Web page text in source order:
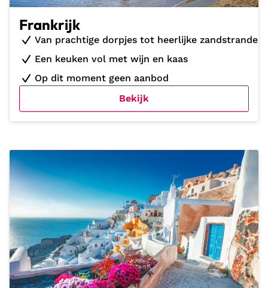
Frankrijk
Van prachtige dorpjes tot heerlijke zandstranden
Een keuken vol met wijn en kaas
Op dit moment geen aanbod
Bekijk